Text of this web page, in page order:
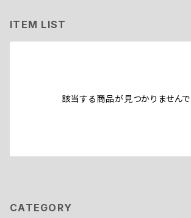
ITEM LIST
該当する商品が見つかりませんで
CATEGORY